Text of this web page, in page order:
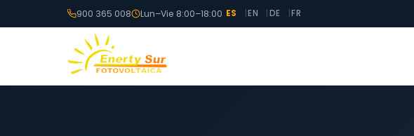
900 365 008 Lun–Vie 8:00–18:00 ES EN DE FR